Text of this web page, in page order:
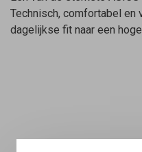
Technisch, comfortabel
dagelijkse fit naar een